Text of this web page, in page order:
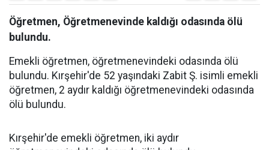
Öğretmen, Öğretmenevinde kaldığı odasında ölü
bulundu.
Emekli öğretmen, öğretmenevindeki odasında ölü
bulundu. Kırşehir'de 52 yaşındaki Zabit Ş. isimli emekli
öğretmen, 2 aydır kaldığı öğretmenevindeki odasında
ölü bulundu.
Kırşehir'de emekli öğretmen, iki aydır